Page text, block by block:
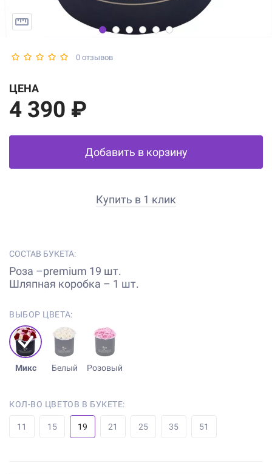
0 отзывов
ЦЕНА
4 390 ₽
Добавить в корзину
Купить в 1 клик
СОСТАВ БУКЕТА:
Роза –premium 19 шт.
Шляпная коробка – 1 шт.
ВЫБОР ЦВЕТА:
Микс Белый Розовый
КОЛ-ВО ЦВЕТОВ В БУКЕТЕ:
11 15 19 21 25 35 51